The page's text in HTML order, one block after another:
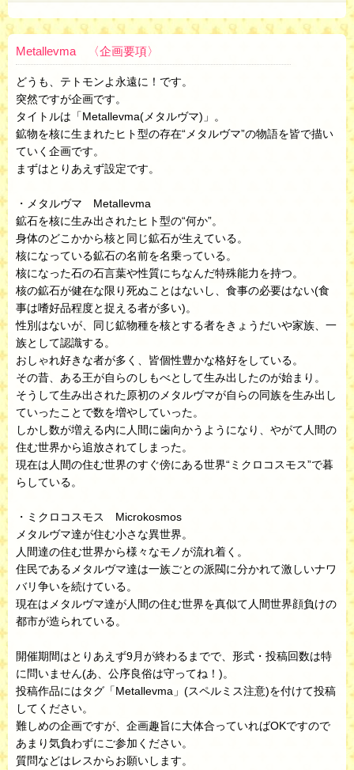
Metallevma 〈企画要項〉
どうも、テトモンよ永遠に！です。
突然ですが企画です。
タイトルは「Metallevma(メタルヴマ)」。
鉱物を核に生まれたヒト型の存在“メタルヴマ”の物語を皆で描い
ていく企画です。
まずはとりあえず設定です。
・メタルヴマ Metallevma
鉱石を核に生み出されたヒト型の“何か”。
身体のどこかから核と同じ鉱石が生えている。
核になっている鉱石の名前を名乗っている。
核になった石の石言葉や性質にちなんだ特殊能力を持つ。
核の鉱石が健在な限り死ぬことはないし、食事の必要はない(食
事は嗜好品程度と捉える者が多い)。
性別はないが、同じ鉱物種を核とする者をきょうだいや家族、一
族として認識する。
おしゃれ好きな者が多く、皆個性豊かな格好をしている。
その昔、ある王が自らのしもべとして生み出したのが始まり。
そうして生み出された原初のメタルヴマが自らの同族を生み出し
ていったことで数を増やしていった。
しかし数が増える内に人間に歯向かうようになり、やがて人間の
住む世界から追放されてしまった。
現在は人間の住む世界のすぐ傍にある世界“ミクロコスモス”で暮
らしている。
・ミクロコスモス Microkosmos
メタルヴマ達が住む小さな異世界。
人間達の住む世界から様々なモノが流れ着く。
住民であるメタルヴマ達は一族ごとの派閥に分かれて激しいナワ
バリ争いを続けている。
現在はメタルヴマ達が人間の住む世界を真似て人間世界顔負けの
都市が造られている。
開催期間はとりあえず9月が終わるまでで、形式・投稿回数は特
に問いません(あ、公序良俗は守ってね！)。
投稿作品にはタグ「Metallevma」(スペルミス注意)を付けて投稿
してください。
難しめの企画ですが、企画趣旨に大体合っていればOKですので
あまり気負わずにご参加ください。
質問などはレスからお願いします。